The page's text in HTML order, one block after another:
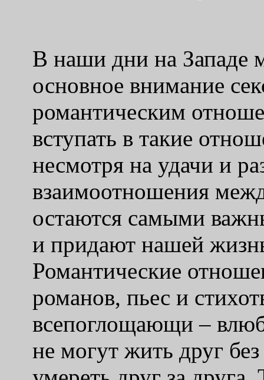
В наши дни на Западе
основное внимание
романтическим
вступать в такие
несмотря на удачи и
взаимоотношения
остаются самыми
и придают нашей
Романтические
романов, пьес и
всепоглощающи –
не могут жить друг